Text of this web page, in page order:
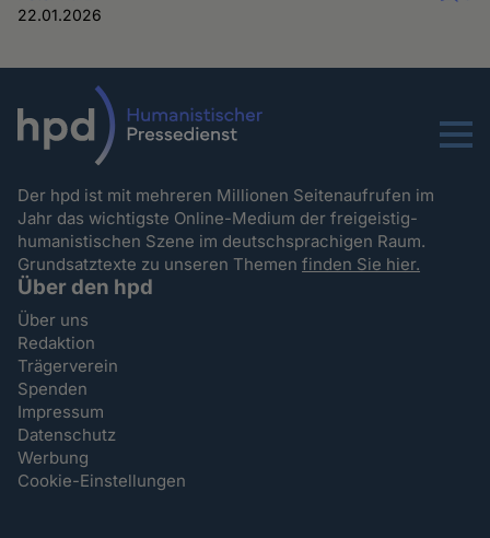
22.01.2026
Menu
Der hpd ist mit mehreren Millionen Seitenaufrufen im
Jahr das wichtigste Online-Medium der freigeistig-
humanistischen Szene im deutschsprachigen Raum.
Grundsatztexte zu unseren Themenfinden Sie hier.
Über den hpd
Über uns
Redaktion
Trägerverein
Spenden
Impressum
Datenschutz
Werbung
Cookie-Einstellungen